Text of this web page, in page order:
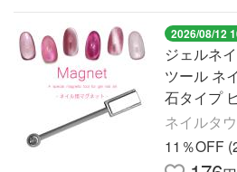
2026/08/12
ジェルネ
ツール ネ
石タイプ
ネイルタ
11％OFF